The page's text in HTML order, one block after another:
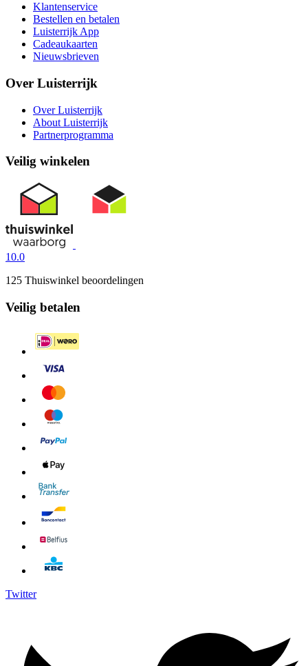
Klantenservice
Bestellen en betalen
Luisterrijk App
Cadeaukaarten
Nieuwsbrieven
Over Luisterrijk
Over Luisterrijk
About Luisterrijk
Partnerprogramma
Veilig winkelen
10.0
125 Thuiswinkel beoordelingen
Veilig betalen
Twitter